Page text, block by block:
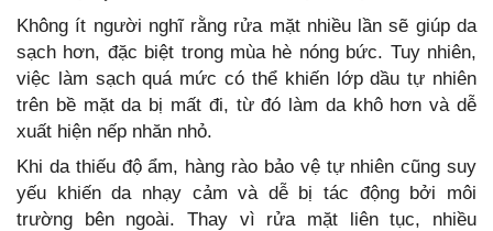
Không ít người nghĩ rằng rửa mặt nhiều lần sẽ giúp da
sạch hơn, đặc biệt trong mùa hè nóng bức. Tuy nhiên,
việc làm sạch quá mức có thể khiến lớp dầu tự nhiên
trên bề mặt da bị mất đi, từ đó làm da khô hơn và dễ
xuất hiện nếp nhăn nhỏ.
Khi da thiếu độ ẩm, hàng rào bảo vệ tự nhiên cũng suy
yếu khiến da nhạy cảm và dễ bị tác động bởi môi
trường bên ngoài. Thay vì rửa mặt liên tục, nhiều